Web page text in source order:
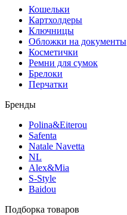
Кошельки
Картхолдеры
Ключницы
Обложки на документы
Косметички
Ремни для сумок
Брелоки
Перчатки
Бренды
Polina&Eiterou
Safenta
Natale Navetta
NL
Alex&Mia
S-Style
Baidou
Подборка товаров